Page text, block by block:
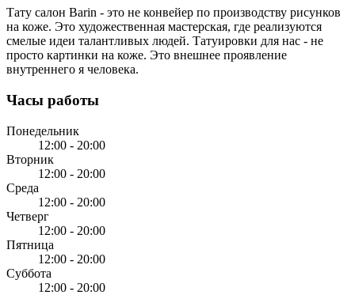
Тату салон Barin - это не конвейер по производству рисунков
на коже. Это художественная мастерская, где реализуются
смелые идеи талантливых людей. Татуировки для нас - не
просто картинки на коже. Это внешнее проявление
внутреннего я человека.
Часы работы
Понедельник
12:00 - 20:00
Вторник
12:00 - 20:00
Среда
12:00 - 20:00
Четверг
12:00 - 20:00
Пятница
12:00 - 20:00
Суббота
12:00 - 20:00